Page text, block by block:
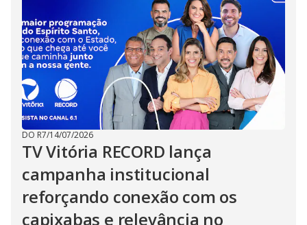
DO R7/14/07/2026
TV Vitória RECORD lança
campanha institucional
reforçando conexão com os
capixabas e relevância no